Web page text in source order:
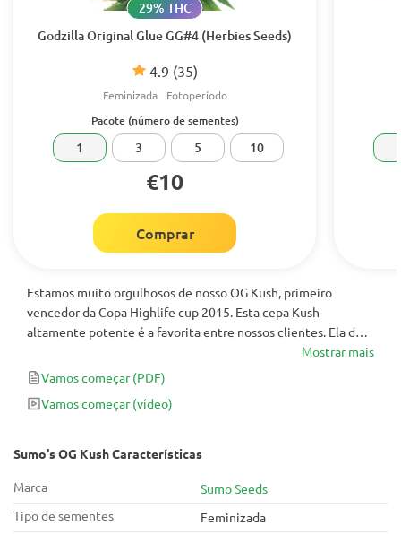
Godzilla Original Glue GG#4 (Herbies Seeds)
4.9 (35)
29% THC
Feminizada Fotoperíodo
Pacote (número de sementes)
1 3 5 10
€10
Comprar
Estamos muito orgulhosos de nosso OG Kush, primeiro
vencedor da Copa Highlife cup 2015. Esta cepa Kush
altamente potente é a favorita entre nossos clientes. Ela dá
uma sativa como alta com um efeito colateral do corpo
drogado. Uma combinação perfeita de híbrido indica e sativa.
Mostrar mais
Vamos começar (PDF)
Vamos começar(vídeo)
Sumo's OG Kush Características
Marca
Sumo Seeds
Tipo de sementes
Feminizada